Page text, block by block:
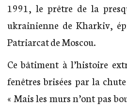
1991, le prêtre de la
ukrainienne de Kharkiv,
Patriarcat de Moscou.
Ce bâtiment à l’histoire
fenêtres brisées par la
« Mais les murs n’ont pas